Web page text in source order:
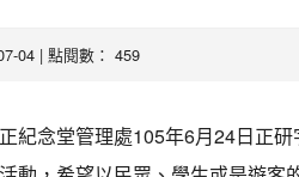
04 | 點閱數： 459
紀念堂管理處105年6月24日正